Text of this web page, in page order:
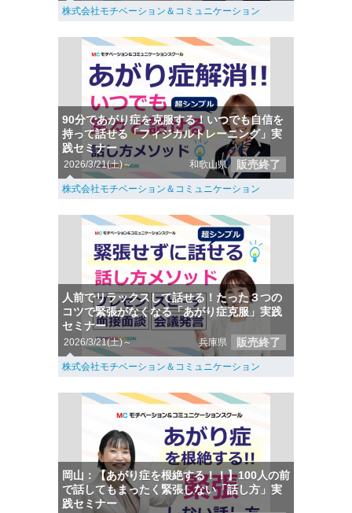
株式会社モチベーション＆コミュニケーション
90分であがり症を克服する！いつでも自信を
持って話せる「フィジカルトレーニング」実
践セミナー
2026/3/21(土)～ 和歌山県 販売終了
株式会社モチベーション＆コミュニケーション
人前でリラックスして話せる！たった３つの
コツで緊張がなくなる「あがり症克服」実践
セミナー
2026/3/21(土)～ 兵庫県 販売終了
株式会社モチベーション＆コミュニケーション
岡山：【あがり症を根絶する！！】100人の前
で話してもまったく緊張しない「話し方」実
践セミナー